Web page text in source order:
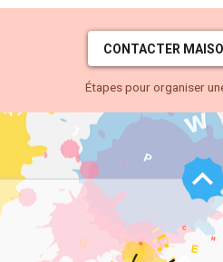
CONTACTER
Étapes pour organiser